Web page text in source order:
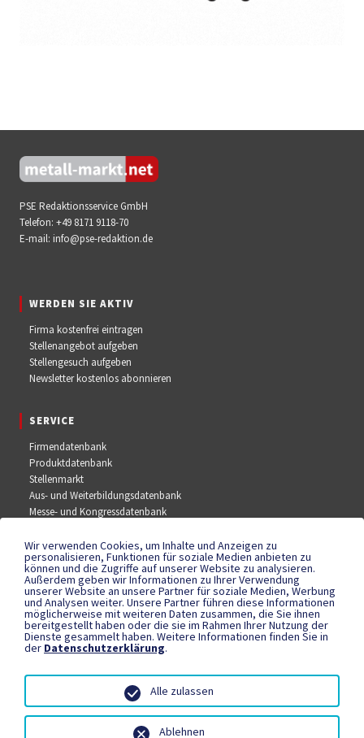
PSE Redaktionsservice GmbH
Telefon: +49 8171 9118-70
E-mail: info@pse-redaktion.de
WERDEN SIE AKTIV
Firma kostenfrei eintragen
Stellenangebot aufgeben
Stellengesuch aufgeben
Newsletter kostenlos abonnieren
SERVICE
Firmendatenbank
Produktdatenbank
Stellenmarkt
Aus- und Weiterbildungsdatenbank
Messe- und Kongressdatenbank
SOCIAL MEDIA
Facebook
YouTube
Instagram
RECHTLICHES
Datenschutzerklärung
Teilnahmebedingungen
Impressum
Wir verwenden Cookies, um Inhalte und Anzeigen zu
personalisieren, Funktionen für soziale Medien anbieten zu
können und die Zugriffe auf unserer Website zu analysieren.
Außerdem geben wir Informationen zu Ihrer Verwendung
unserer Website an unsere Partner für soziale Medien, Werbung
und Analysen weiter. Unsere Partner führen diese Informationen
möglicherweise mit weiteren Daten zusammen, die Sie ihnen
bereitgestellt haben oder die sie im Rahmen Ihrer Nutzung der
Dienste gesammelt haben. Weitere Informationen finden Sie in
der Datenschutzerklärung.
Ablehnen
Alle zulassen